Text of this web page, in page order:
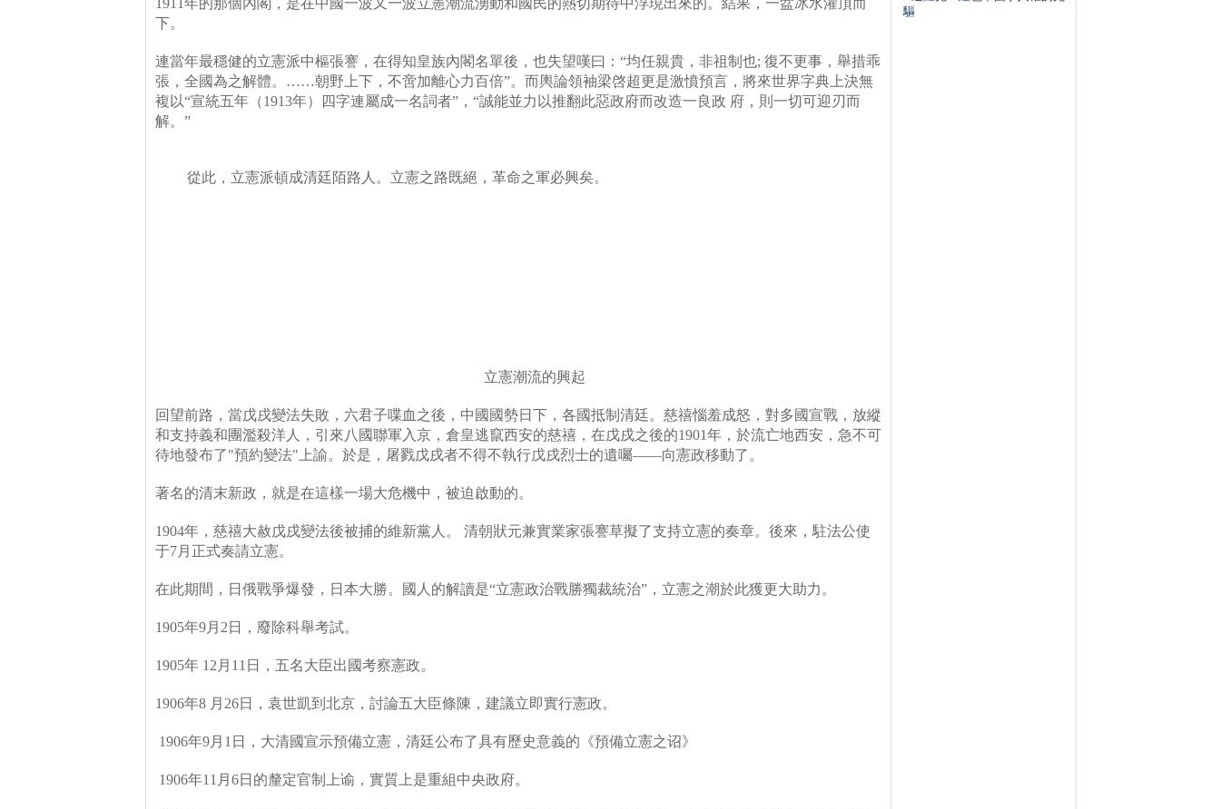
1911年的那個內閣，是在中國一波又一波立憲潮流湧動和國民的熱切期待中浮現出來的。結果，一盆冰水灌頂而
下。
連當年最穩健的立憲派中樞張謇，在得知皇族內閣名單後，也失望嘆曰： “均任親貴，非祖制也; 復不更事，舉措乖
張，全國為之解體。
……朝野上下，不啻加離心力百倍”。而輿論領袖梁啓超更是激憤預言，將來世界字典上決無
複以“宣統五年（1913年）四字連屬成一名詞者” ， “誠能並力以推翻此惡政府而改造一良政 府，則一切可迎刃而
解。 ”
從此，立憲派頓成清廷陌路人。立憲之路既絕，革命之軍必興矣。
立憲潮流的興起
回望前路，當戊戌變法失敗，六君子喋血之後，中國國勢日下，各國抵制清廷。慈禧惱羞成怒，對多國宣戰，放縱
和支持義和團濫殺洋人，引來八國聯軍入京，倉皇逃竄西安的慈禧，在戊戌之後的1901年，於流亡地西安，急不可
待地發布了"預約變法" 上諭。於是，屠戮戊戌者不得不執行戊戌烈士的遺囑——向憲政移動了。
著名的清末新政，就是在這樣一場大危機中，被迫啟動的。
1904年，慈禧大赦戊戌變法後被捕的維新黨人。
清朝狀元兼實業家張謇草擬了支持立憲的奏章。後來，駐法公使
于7月正式奏請立憲。
在此期間，日俄戰爭爆發，日本大勝。國人的解讀是“立憲政治戰勝獨裁統治” ，立憲之潮於此獲更大助力。
1905年9月 2 日，廢除科舉考試。
1905年 12 月 11 日，五名大臣出國考察憲政。
1906年8 月 26日，袁世凱到北京，討論五大臣條陳，建議立即實行憲政。
1906年9月 1 日，大清國宣示預備立憲，清廷公布了具有歷史意義的《預備立憲之诏》
1906年11 月 6日的釐定官制上谕，實質上是重組中央政府。
驅